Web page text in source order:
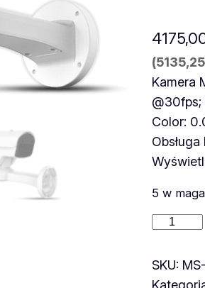
(5135,25
Kamera
@30fps;
Color:
5 w
o
ś
SKU: